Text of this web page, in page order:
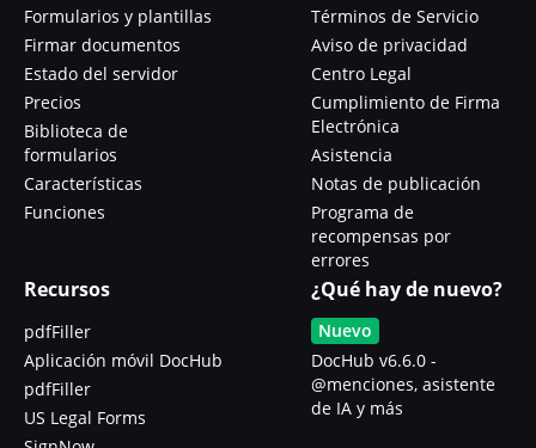
Formularios y plantillas
Firmar documentos
Estado del servidor
Precios
Biblioteca de
formularios
Características
Funciones
Términos de Servicio
Aviso de privacidad
Centro Legal
Cumplimiento de Firma
Electrónica
Asistencia
Notas de publicación
Programa de
recompensas por
errores
Recursos
pdfFiller
Aplicación móvil DocHub
pdfFiller
US Legal Forms
¿Qué hay de nuevo?
Nuevo
DocHub v6.6.0 -
@menciones, asistente
de IA y más